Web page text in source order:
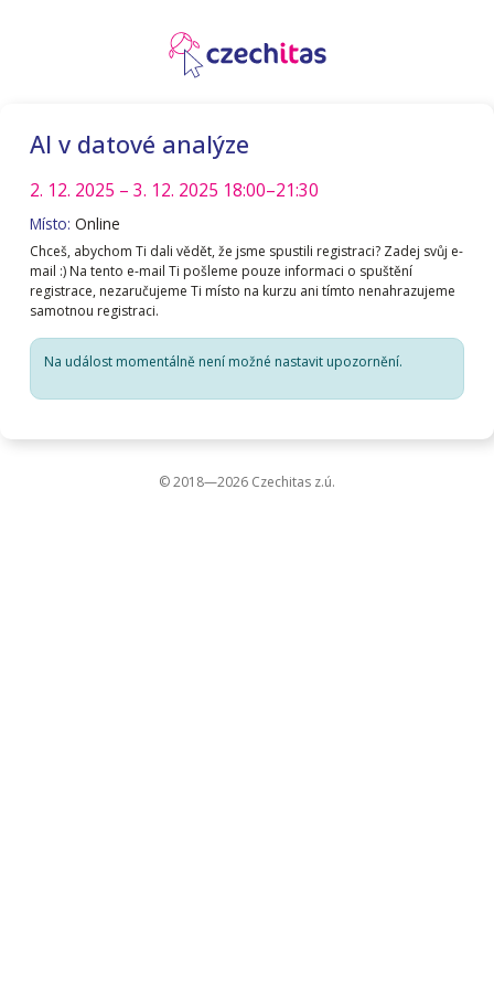
AI v datové analýze
2. 12. 2025 – 3. 12. 2025 18:00–21:30
Místo: Online
Chceš, abychom Ti dali vědět, že jsme spustili registraci? Zadej svůj e-
mail :) Na tento e-mail Ti pošleme pouze informaci o spuštění
registrace, nezaručujeme Ti místo na kurzu ani tímto nenahrazujeme
samotnou registraci.
Na událost momentálně není možné nastavit upozornění.
© 2018—2026 Czechitas z.ú.